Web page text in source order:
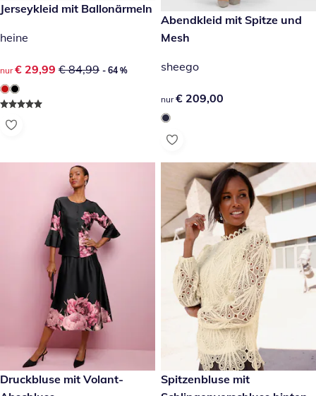
reduzierter Preis € 29,99, vorheriger Preis: € 84,99
- 64 %
Jerseykleid mit Ballonärmeln
heine
reduzierter Preis € 29,99, vorheriger Preis: € 84,99
nur € 29,99 € 84,99 - 64 %
€ 209,00
Abendkleid mit Spitze und
Mesh
sheego
€ 209,00
nur € 209,00
€ 59,99
Druckbluse mit Volant-
€ 79,99
Spitzenbluse mit